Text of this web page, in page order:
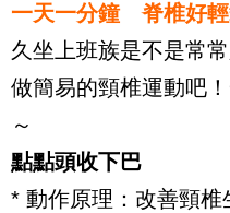
一天一分鐘 脊椎好
久坐上班族是不是常
做簡易的頸椎運動吧
～
點點頭收下巴
* 動作原理：改善頸椎